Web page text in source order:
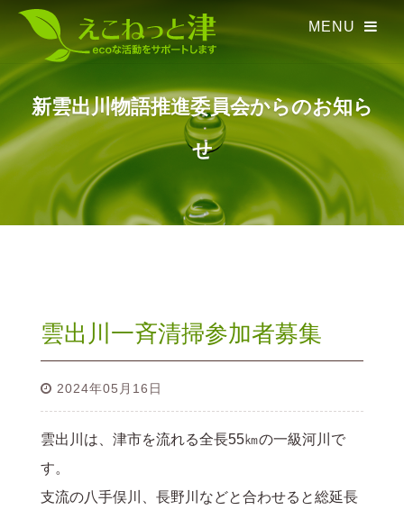
新雲出川物語推進委員会からのお知ら
せ
雲出川一斉清掃参加者募集
2024年05月16日
雲出川は、津市を流れる全長55㎞の一級河川で
す。
支流の八手俣川、長野川などと合わせると総延長